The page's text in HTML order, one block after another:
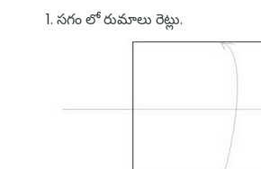
సగం లో రుమాలు రెట్లు.